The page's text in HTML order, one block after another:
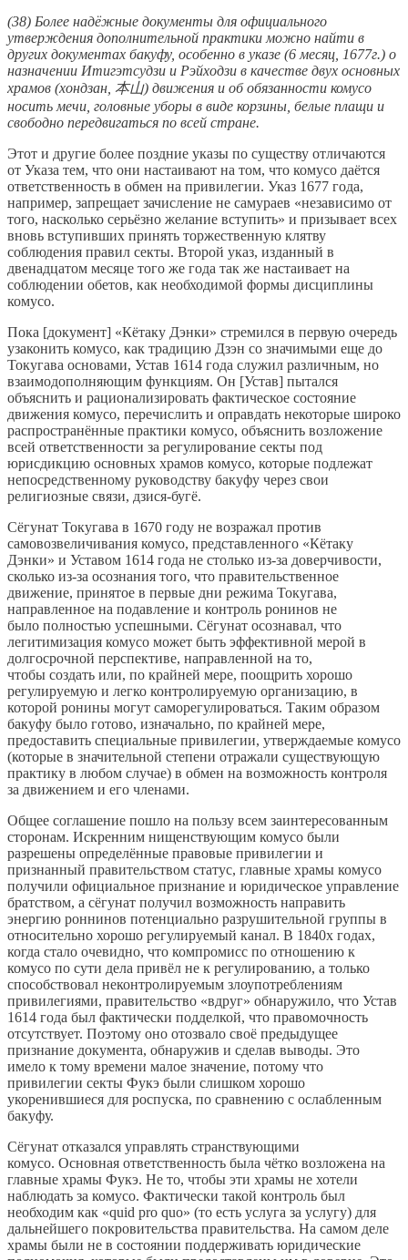
(38) Более надёжные документы для официального
утверждения дополнительной практики можно найти в
других документах бакуфу, особенно в указе (6 месяц, 1677г.) о
назначении Итигэтсудзи и Рэйходзи в качестве двух основных
храмов (хондзан, 本山) движения и об обязанности комусо
носить мечи, головные уборы в виде корзины, белые плащи и
свободно передвигаться по всей стране.
Этот и другие более поздние указы по существу отличаются
от Указа тем, что они настаивают на том, что комусо даётся
ответственность в обмен на привилегии. Указ 1677 года,
например, запрещает зачисление не самураев «независимо от
того, насколько серьёзно желание вступить» и призывает всех
вновь вступивших принять торжественную клятву
соблюдения правил секты. Второй указ, изданный в
двенадцатом месяце того же года так же настаивает на
соблюдении обетов, как необходимой формы дисциплины
комусо.
Пока [документ] «Кётаку Дэнки» стремился в первую очередь
узаконить комусо, как традицию Дзэн со значимыми еще до
Токугава основами, Устав 1614 года служил различным, но
взаимодополняющим функциям. Он [Устав] пытался
объяснить и рационализировать фактическое состояние
движения комусо, перечислить и оправдать некоторые широко
распространённые практики комусо, объяснить возложение
всей ответственности за регулирование секты под
юрисдикцию основных храмов комусо, которые подлежат
непосредственному руководству бакуфу через свои
религиозные связи, дзися-бугё.
Сёгунат Токугава в 1670 году не возражал против
самовозвеличивания комусо, представленного «Кётаку
Дэнки» и Уставом 1614 года не столько из-за доверчивости,
сколько из-за осознания того, что правительственное
движение, принятое в первые дни режима Токугава,
направленное на подавление и контроль ронинов не
было полностью успешными. Сёгунат осознавал, что
легитимизация комусо может быть эффективной мерой в
долгосрочной перспективе, направленной на то,
чтобы создать или, по крайней мере, поощрить хорошо
регулируемую и легко контролируемую организацию, в
которой ронины могут саморегулироваться. Таким образом
бакуфу было готово, изначально, по крайней мере,
предоставить специальные привилегии, утверждаемые комусо
(которые в значительной степени отражали существующую
практику в любом случае) в обмен на возможность контроля
за движением и его членами.
Общее соглашение пошло на пользу всем заинтересованным
сторонам. Искренним нищенствующим комусо были
разрешены определённые правовые привилегии и
признанный правительством статус, главные храмы комусо
получили официальное признание и юридическое управление
братством, а сёгунат получил возможность направить
энергию роннинов потенциально разрушительной группы в
относительно хорошо регулируемый канал. В 1840х годах,
когда стало очевидно, что компромисс по отношению к
комусо по сути дела привёл не к регулированию, а только
способствовал неконтролируемым злоупотреблениям
привилегиями, правительство «вдруг» обнаружило, что Устав
1614 года был фактически подделкой, что правомочность
отсутствует. Поэтому оно отозвало своё предыдущее
признание документа, обнаружив и сделав выводы. Это
имело к тому времени малое значение, потому что
привилегии секты Фукэ были слишком хорошо
укоренившиеся для роспуска, по сравнению с ослабленным
бакуфу.
Сёгунат отказался управлять странствующими
комусо. Основная ответственность была чётко возложена на
главные храмы Фукэ. Не то, чтобы эти храмы не хотели
наблюдать за комусо. Фактически такой контроль был
необходим как «quid pro quo» (то есть услуга за услугу) для
дальнейшего покровительства правительства. На самом деле
храмы были не в состоянии поддерживать юридические